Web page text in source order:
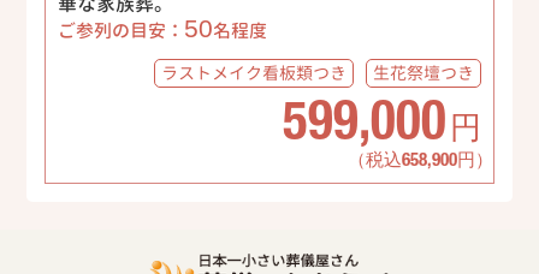
ご参列の目安： 50名程度
ラストメイク看板類つき 生花祭壇つき
599,000 円
（税込658,900円）